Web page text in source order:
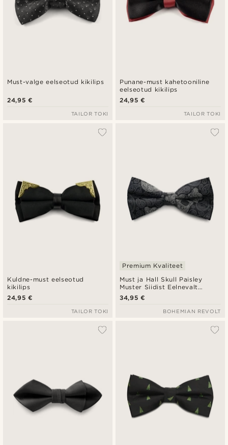
Must-valge eelseotud kikilips
24,95 €
TAILOR TOKI
Punane-must kahetooniline
eelseotud kikilips
24,95 €
TAILOR TOKI
Kuldne-must eelseotud
kikilips
24,95 €
TAILOR TOKI
Must ja Hall Skull Paisley
Muster Siidist Eelnevalt
Sidunud Liblikas
Premium Kvaliteet
34,95 €
BOHEMIAN REVOLT